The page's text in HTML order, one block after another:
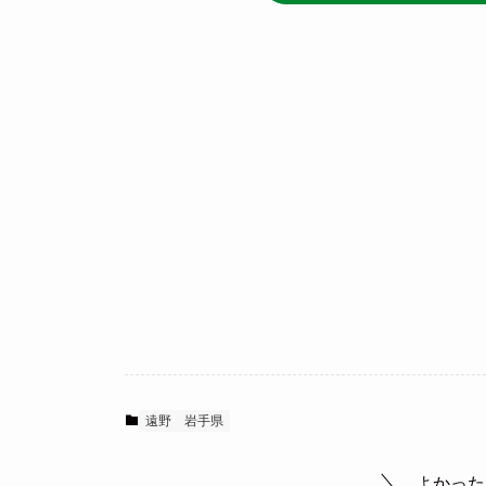
遠野 岩手県